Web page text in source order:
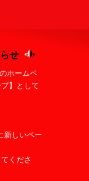
せ
ホームペ
】として
新しいペー
くださ